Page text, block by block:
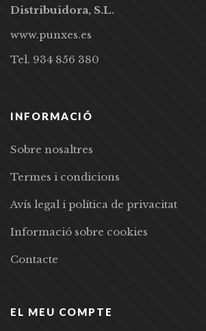
Distribuidora, S.L.
www.punxes.es
Tel. 934 856 380
INFORMACIÓ
Sobre nosaltres
Termes i condicions
Avís legal i política de privacitat
Informació sobre cookies
Contacte
EL MEU COMPTE